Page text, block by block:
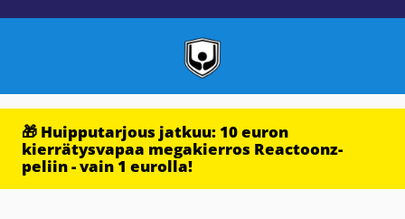
🎁 Huipputarjous jatkuu: 10 euron
kierrätysvapaa megakierros Reactoonz-
peliin - vain 1 eurolla!